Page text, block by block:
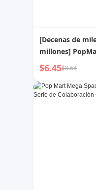
[Decenas de
millones]
Baby Molly
Hengsheng Caja
a mano Regalo
lindo
$6.45$8.64